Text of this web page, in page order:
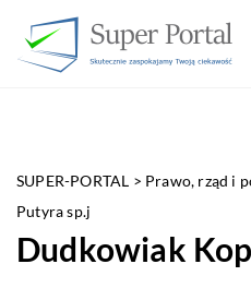
SUPER-PORTAL > Prawo, rząd i
Putyra sp.j
Dudkowiak